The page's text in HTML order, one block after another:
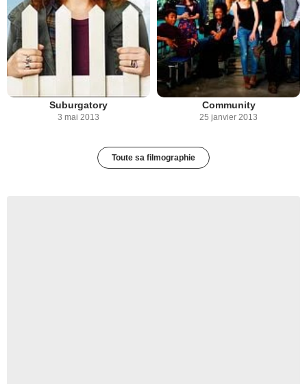
Suburgatory
3 mai 2013
Community
25 janvier 2013
Toute sa filmographie